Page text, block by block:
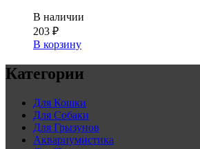
В наличии
203 ₽
В корзину
Категории
Для Кошки
Для Собаки
Для Грызунов
Аквариумистика